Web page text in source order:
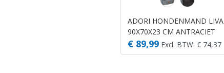
ADORI HONDENMAND LIVA
90X70X23 CM ANTRACIET
€ 89,99 Excl. BTW: € 74,37